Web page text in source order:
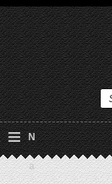
≡ N
a